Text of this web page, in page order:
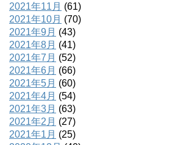
2021年11月 (61)
2021年10月 (70)
2021年9月 (43)
2021年8月 (41)
2021年7月 (52)
2021年6月 (66)
2021年5月 (60)
2021年4月 (54)
2021年3月 (63)
2021年2月 (27)
2021年1月 (25)